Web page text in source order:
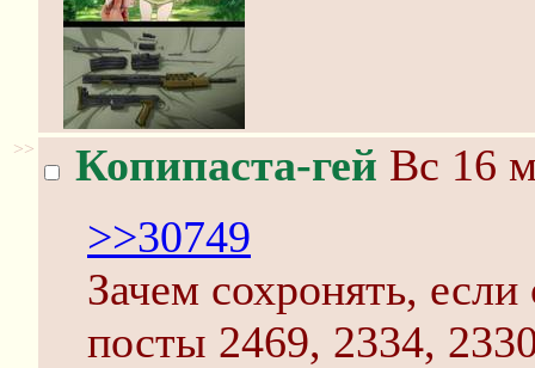
>> Копипаста-гей Вс 16
>>30749
Зачем сохронять,
посты 2469, 2334,